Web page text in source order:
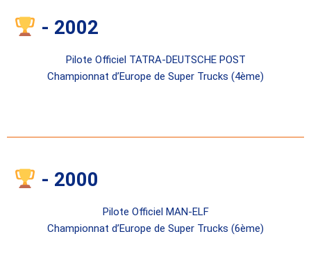
- 2002
Pilote Officiel TATRA-DEUTSCHE POST
Championnat d’Europe de Super Trucks (4ème)
- 2000
Pilote Officiel MAN-ELF
Championnat d’Europe de Super Trucks (6ème)